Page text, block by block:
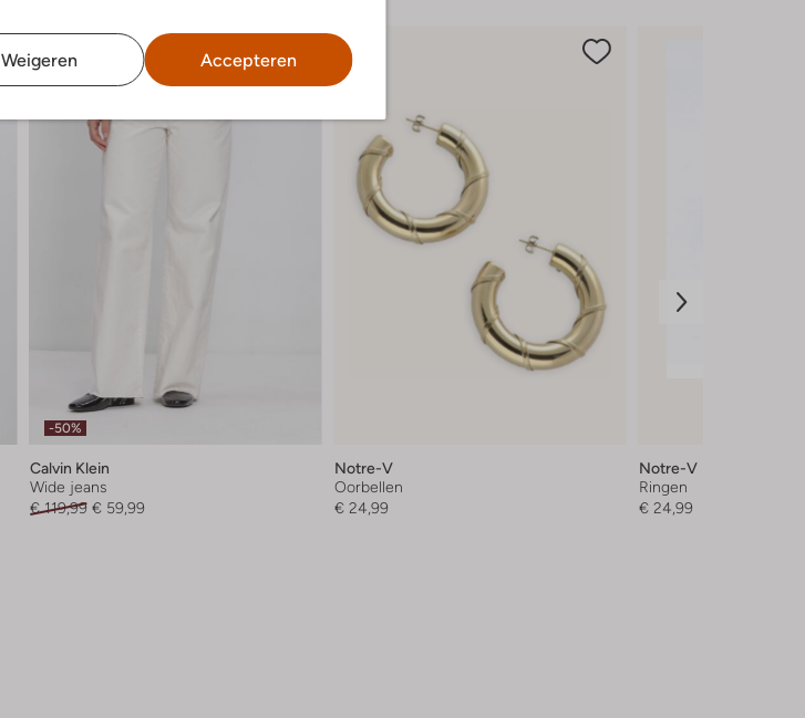
Weigeren Accepteren
-50%
Calvin Klein
Wide jeans
€ 119,99 € 59,99
Notre-V
Oorbellen
€ 24,99
Notre-V
Ringen
€ 24,99